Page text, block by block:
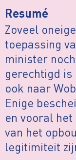
Resumé
Zoveel
toepassing
minister
gerechtigd is
ook naar
Enige
en vooral het
van het
legitimiteit